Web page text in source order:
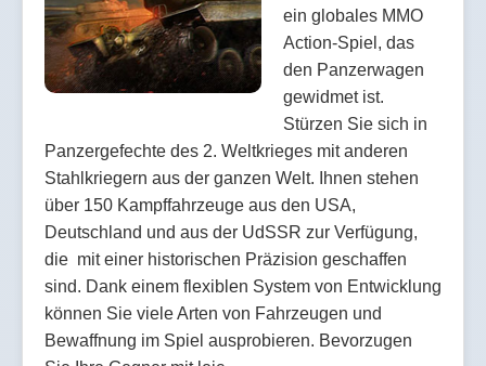
ein globales MMO
Action-Spiel, das
den Panzerwagen
gewidmet ist.
Stürzen Sie sich in
Panzergefechte des 2. Weltkrieges mit anderen
Stahlkriegern aus der ganzen Welt. Ihnen stehen
über 150 Kampffahrzeuge aus den USA,
Deutschland und aus der UdSSR zur Verfügung,
die mit einer historischen Präzision geschaffen
sind. Dank einem flexiblen System von Entwicklung
können Sie viele Arten von Fahrzeugen und
Bewaffnung im Spiel ausprobieren. Bevorzugen